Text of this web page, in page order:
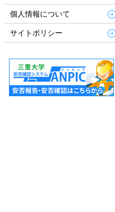
個人情報について
サイトポリシー